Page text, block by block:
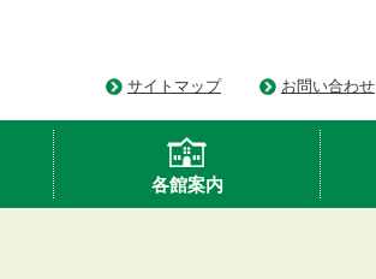
サイトマップ お問い合わせ
各館案内